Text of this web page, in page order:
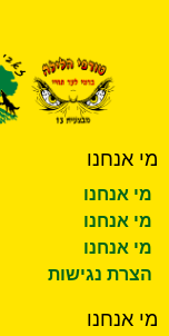
מי אנחנו
מי אנחנו
מי אנחנו
מי אנחנו
הצרת נגישות
מי אנחנו